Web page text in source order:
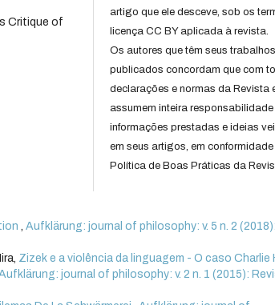
Critique of
artigo que ele desceve, sob os
licença CC BY aplicada à revista.
Os autores que têm seus trabalhos
publicados concordam que com
declarações e normas da Revista
assumem inteira responsabilidade
informações prestadas e ideias
em seus artigos, em
Política de Boas Práticas da
,Aufklärung: journal of philosophy: v. 5 n. 2 (2018):
Zizek e a violência da linguagem - O caso Charlie
journal of philosophy: v. 2 n. 1 (2015):